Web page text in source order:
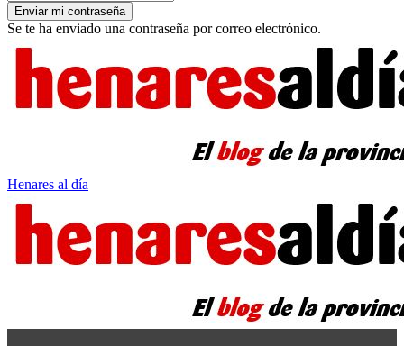
Se te ha enviado una contraseña por correo electrónico.
Henares al día